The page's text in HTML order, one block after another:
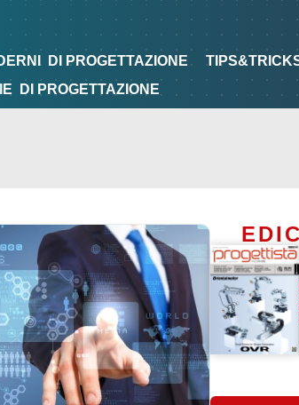
METODOLOGIE DI
DI PROGETTAZIONE
DI PROGETTAZIONE